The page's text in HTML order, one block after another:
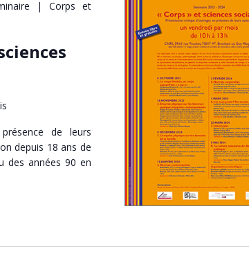
| Corps et
de leurs
depuis 18 ans de
des années 90 en